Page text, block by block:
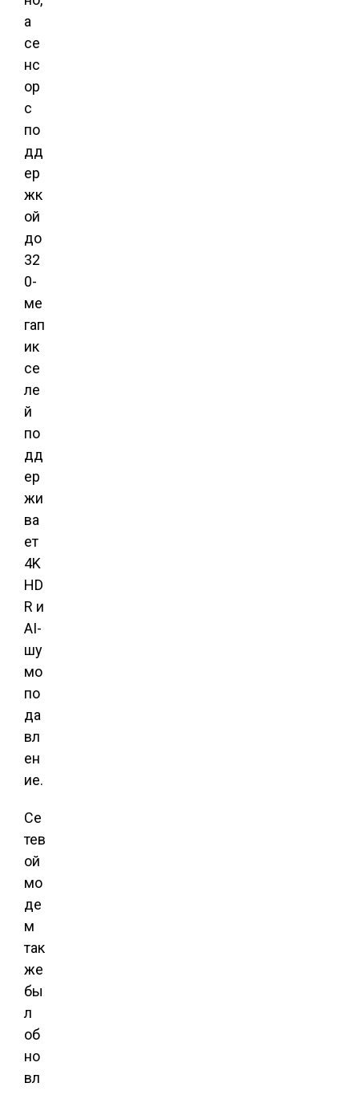
а
се
нс
ор
с
по
дд
ер
жк
ой
до
32
0-
ме
гап
ик
се
ле
й
по
дд
ер
жи
ва
ет
4K
HD
R и
AI-
шу
мо
по
да
вл
ен
ие.
Се
тев
ой
мо
де
м
так
же
бы
л
об
но
вл